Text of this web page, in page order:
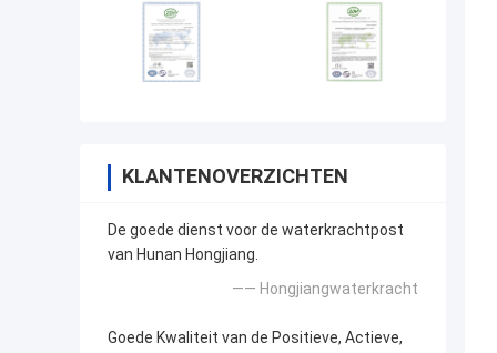
KLANTENOVERZICHTEN
De goede dienst voor de waterkrachtpost
van Hunan Hongjiang.
—— Hongjiangwaterkracht
Goede Kwaliteit van de Positieve, Actieve,